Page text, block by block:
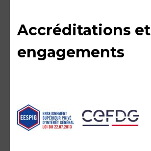
Accréditations et
engagements